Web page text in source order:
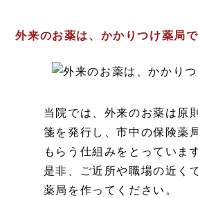
外来のお薬は、かかりつけ薬局で
当院では、外来のお薬は原
箋を発行し、市中の保険薬
もらう仕組みをとっていま
是非、ご近所や職場の近く
薬局を作ってください。